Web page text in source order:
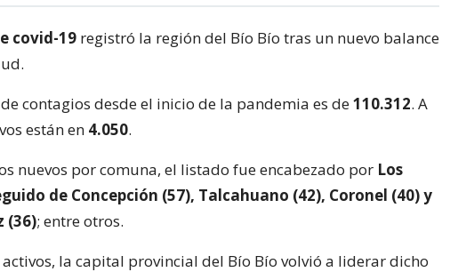
covid-19 registró la región del Bío Bío tras un nuevo balance
contagios desde el inicio de la pandemia es de110.312. A
están en 4.050.
nuevos por comuna, el listado fue encabezado por Los
de Concepción (57), Talcahuano (42), Coronel (40) y
(36); entre otros.
activos, la capital provincial del Bío Bío volvió a liderar dicho